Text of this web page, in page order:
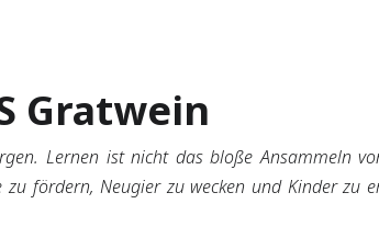
Gratwein
Lernen ist nicht das bloße Ansammeln
fördern, Neugier zu wecken und Kinder zu